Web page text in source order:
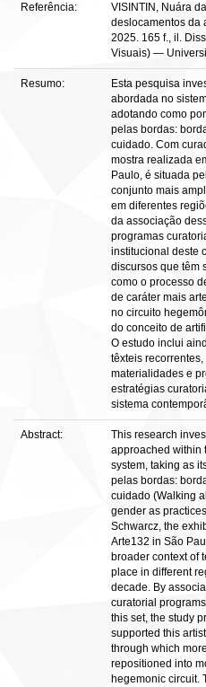
Referência:
VISINTIN, Nuára
deslocamentos da
2025. 165 f., il.
Visuais) —
Resumo:
Esta pesquisa
abordada no
adotando como
pelas bordas:
cuidado. Com
mostra realizada
Paulo, é situada
conjunto mais
em diferentes
da associação
programas
institucional deste
discursos que têm
como o processo
de caráter mais
no circuito
do conceito de
O estudo inclui
têxteis
materialidades e
estratégias
sistema
Abstract:
This research
approached within
system, taking as
pelas bordas:
cuidado (Walking
gender as
Schwarcz, the
Arte132 in São
broader context of
place in different
decade. By
curatorial
this set, the study
supported this
through which
repositioned into
hegemonic circuit.